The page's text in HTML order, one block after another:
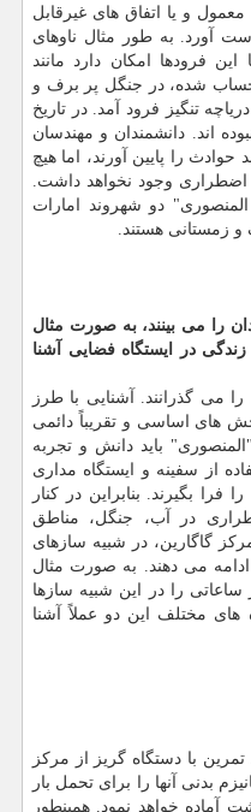
و یا اتفاق های غیرقابل
آورد. به طور مثال ناوهای
فرودها امكان دارد مانند
محل حساب شده، در جنگل پر برف و
در دریاچه تنگیز فرود آمد. در تاریخ
اند. دانشمندان و مهندسان
را پایین آورند، اما هیچ
وجود نخواهد داشت.
دو شهروند امارات
زمستانی هستند.
را می بینند، به صورت مثال
در ایستگاه فضایی آشنا
می گذرانند. آشنایی با طرز
های اساسی و تقریباً دائمی
باید دانش و تجربه
از سفینه و ایستگاه مداری
فرا بگیرند. بنابراین در كنار
در آب، جنگل، مناطق
گاگارین، در شبیه سازهای
می دهند. به صورت مثال
را در این شبیه سازها
های مختلف این دو عملاً آشنا
با دستگاه گریز از مركز
بدنی آنها را برای تحمل بار
آماده خواهد نمود. همینطور